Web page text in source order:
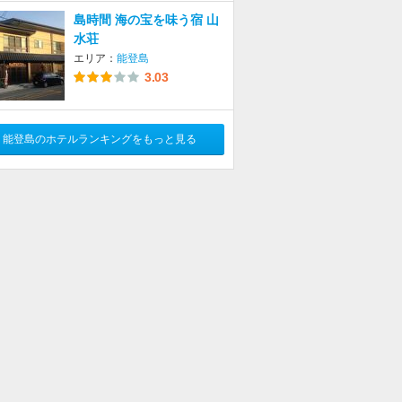
島時間 海の宝を味う宿 山
水荘
エリア： 能登島
3.03
能登島のホテルランキングをもっと見る